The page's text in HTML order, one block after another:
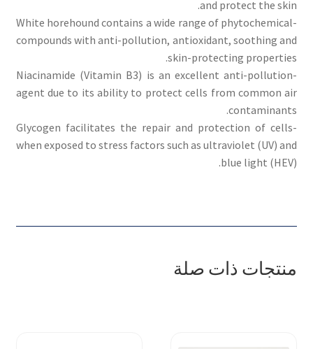
and protect the skin.
-White horehound contains a wide range of phytochemical
compounds with anti-pollution, antioxidant, soothing and
skin-protecting properties.
-Niacinamide (Vitamin B3) is an excellent anti-pollution
agent due to its ability to protect cells from common air
contaminants.
-Glycogen facilitates the repair and protection of cells
when exposed to stress factors such as ultraviolet (UV) and
blue light (HEV).
منتجات ذات صلة